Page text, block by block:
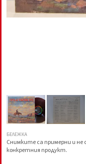
БЕЛЕЖКА
Снимките са примерни и
конкретния продукт.